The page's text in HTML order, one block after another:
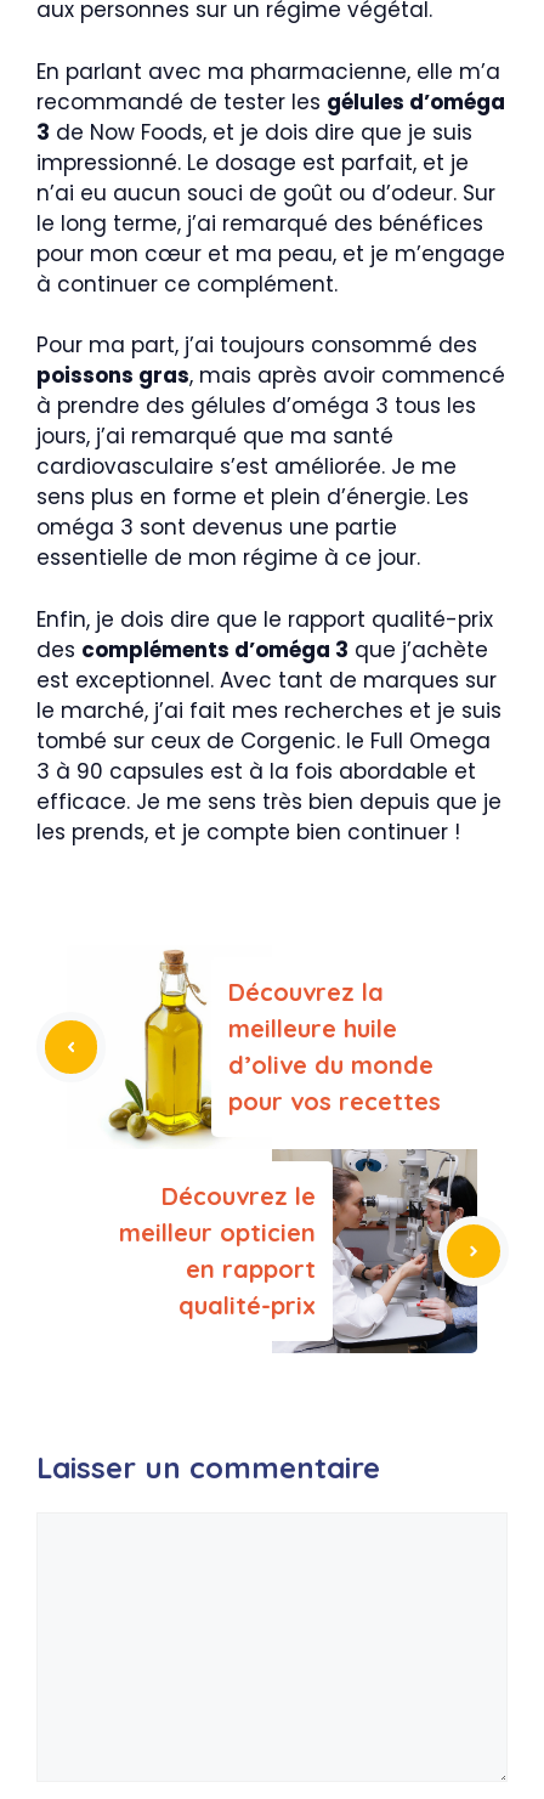
aux personnes sur un régime végétal.
En parlant avec ma pharmacienne, elle m’a
recommandé de tester les gélules d’oméga
3 de Now Foods, et je dois dire que je suis
impressionné. Le dosage est parfait, et je
n’ai eu aucun souci de goût ou d’odeur. Sur
le long terme, j’ai remarqué des bénéfices
pour mon cœur et ma peau, et je m’engage
à continuer ce complément.
Pour ma part, j’ai toujours consommé des
poissons gras, mais après avoir commencé
à prendre des gélules d’oméga 3 tous les
jours, j’ai remarqué que ma santé
cardiovasculaire s’est améliorée. Je me
sens plus en forme et plein d’énergie. Les
oméga 3 sont devenus une partie
essentielle de mon régime à ce jour.
Enfin, je dois dire que le rapport qualité-prix
des compléments d’oméga 3 que j’achète
est exceptionnel. Avec tant de marques sur
le marché, j’ai fait mes recherches et je suis
tombé sur ceux de Corgenic. le Full Omega
3 à 90 capsules est à la fois abordable et
efficace. Je me sens très bien depuis que je
les prends, et je compte bien continuer !
Découvrez la
meilleure huile
d’olive du monde
pour vos recettes
Découvrez le
meilleur opticien
en rapport
qualité-prix
Laisser un commentaire